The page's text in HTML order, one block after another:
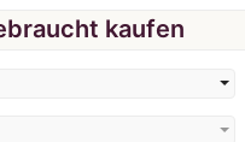
kaufen